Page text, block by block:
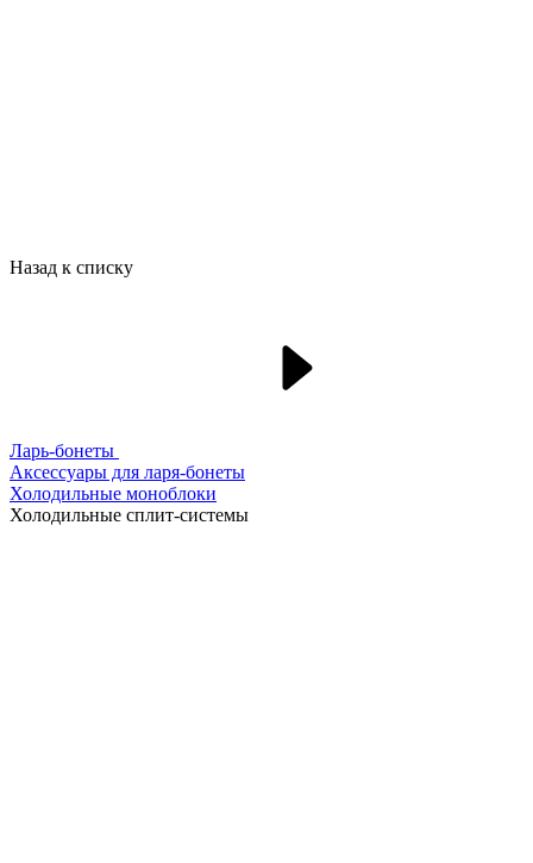
Назад к списку
Ларь-бонеты
Аксессуары для ларя-бонеты
Холодильные моноблоки
Холодильные сплит-системы